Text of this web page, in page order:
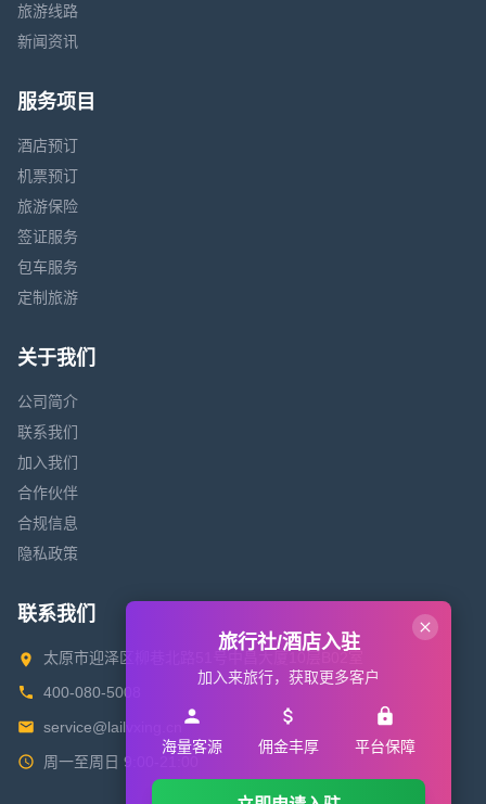
旅游线路
新闻资讯
服务项目
酒店预订
机票预订
旅游保险
签证服务
包车服务
定制旅游
关于我们
公司简介
联系我们
加入我们
合作伙伴
合规信息
隐私政策
联系我们
太原市迎泽区柳巷北路51号中昌大厦10层B02室
400-080-5008
service@lailvxing.cn
周一至周日 9:00-21:00
旅行社/酒店入驻
加入来旅行，获取更多客户
海量客源 佣金丰厚 平台保障